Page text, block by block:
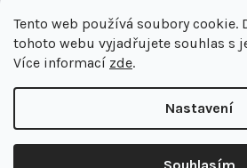
Tento web používá soubory cookie.
tohoto webu vyjadřujete souhlas s
Více informací zde.
Nastavení
🏝️ Dáváme si letní pauzu. Připravujeme pro
podzim se na vás těšíme v nové podobě.
Copyright 2026První zvířecí